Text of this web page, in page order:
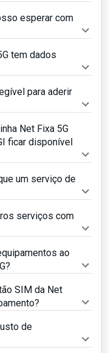
esperar com
tem dados
para aderir
Net Fixa 5G
ficar disponível
um serviço de
serviços com
ao
SIM da Net
de